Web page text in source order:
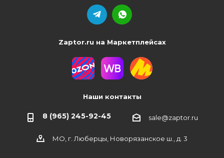
Zaptor.ru на Маркетплейсах
Наши контакты
8 (965) 245-92-45 sale@zaptor.ru
МО, г. Люберцы, Новорязанское ш., д. 3